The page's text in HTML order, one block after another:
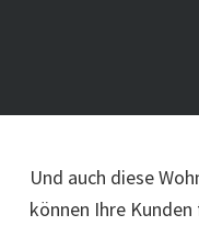
Und auch diese
können Ihre